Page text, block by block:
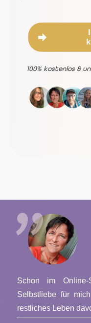
100% kostenlos &
"
Schon im
Selbstliebe für
restliches Leben